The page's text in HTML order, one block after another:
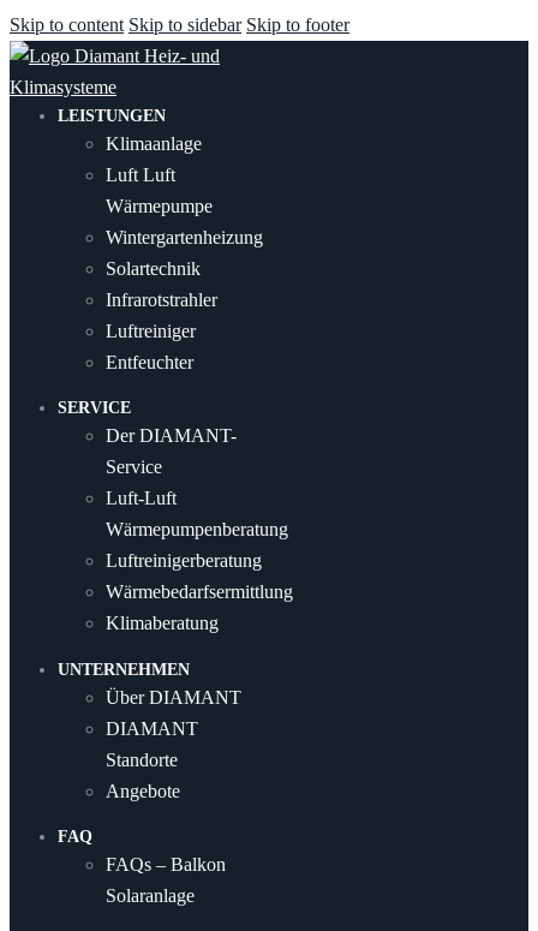
Skip to content Skip to sidebar Skip to footer
LEISTUNGEN
Klimaanlage
Luft Luft
Wärmepumpe
Wintergartenheizung
Solartechnik
Infrarotstrahler
Luftreiniger
Entfeuchter
SERVICE
Der DIAMANT-
Service
Luft-Luft
Wärmepumpenberatung
Luftreinigerberatung
Wärmebedarfsermittlung
Klimaberatung
UNTERNEHMEN
Über DIAMANT
DIAMANT
Standorte
Angebote
FAQ
FAQs – Balkon
Solaranlage